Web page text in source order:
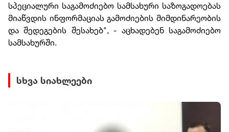
სპეციალური საგამოძიებო სამსახური საზოგადოებას
მიაწვდის ინფორმაციას გამოძიების მიმდინარეობის
და შედეგების შესახებ", - აცხადებენ საგამოძიებო
სამსახურში.
სხვა სიახლეები